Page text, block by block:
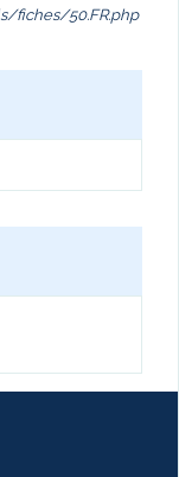
fiches/50.FR.php